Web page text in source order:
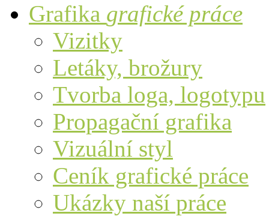
Grafika grafické práce
Vizitky
Letáky, brožury
Tvorba loga, logotypu
Propagační grafika
Vizuální styl
Ceník grafické práce
Ukázky naší práce